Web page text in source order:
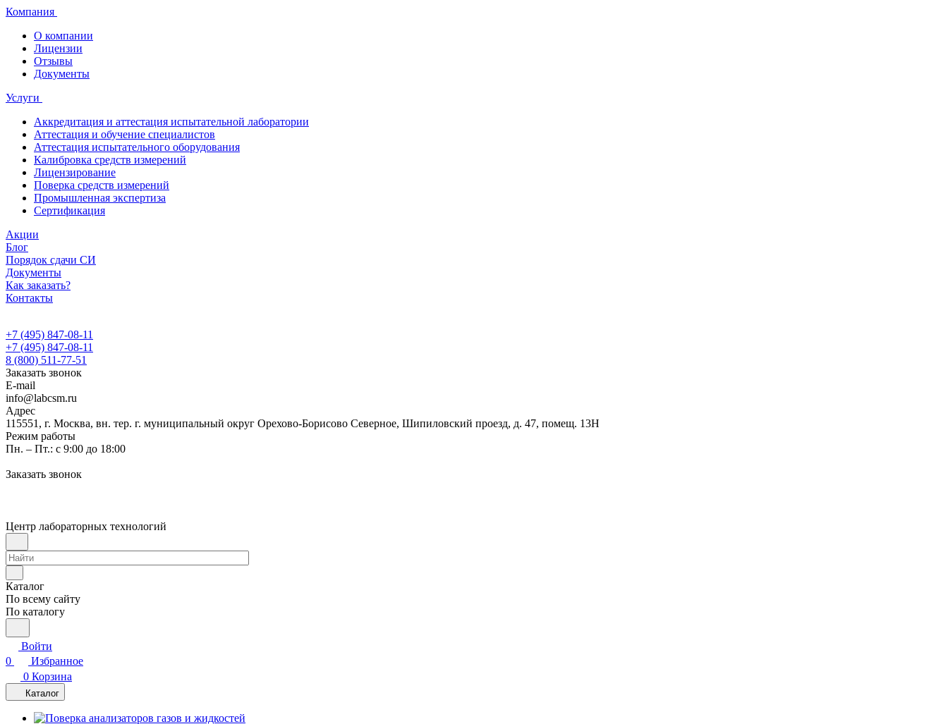
Компания
О компании
Лицензии
Отзывы
Документы
Услуги
Аккредитация и аттестация испытательной лаборатории
Аттестация и обучение специалистов
Аттестация испытательного оборудования
Калибровка средств измерений
Лицензирование
Поверка средств измерений
Промышленная экспертиза
Сертификация
Акции
Блог
Порядок сдачи СИ
Документы
Как заказать?
Контакты
+7 (495) 847-08-11
+7 (495) 847-08-11
8 (800) 511-77-51
Заказать звонок
E-mail
info@labcsm.ru
Адрес
115551, г. Москва, вн. тер. г. муниципальный округ Орехово-Борисово Северное, Шипиловский проезд, д. 47, помещ. 13Н
Режим работы
Пн. – Пт.: с 9:00 до 18:00
Заказать звонок
Центр лабораторных технологий
Каталог
По всему сайту
По каталогу
Войти
0
Избранное
0 Корзина
Каталог